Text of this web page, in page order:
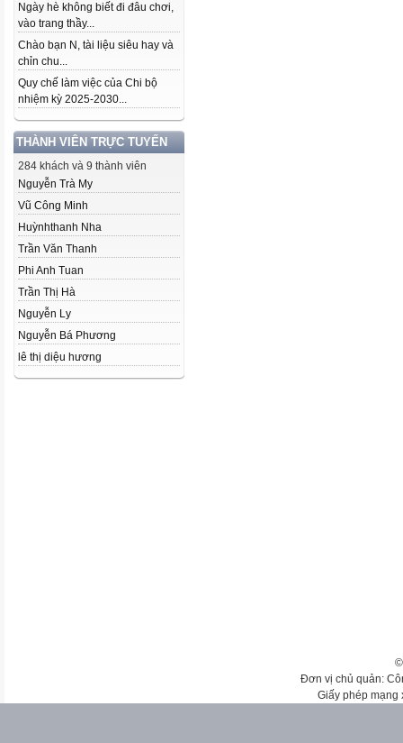
Ngày hè không biết đi đâu chơi,
vào trang thầy...
Chào bạn N, tài liệu siêu hay và
chỉn chu...
Quy chế làm việc của Chi bộ
nhiệm kỳ 2025-2030...
THÀNH VIÊN TRỰC TUYẾN
284 khách và 9 thành viên
Nguyễn Trà My
Vũ Công Minh
Huỳnhthanh Nha
Trần Văn Thanh
Phi Anh Tuan
Trần Thị Hà
Nguyễn Ly
Nguyễn Bá Phương
lê thị diệu hương
Đơn vị chủ quản:
Giấy phép mạng